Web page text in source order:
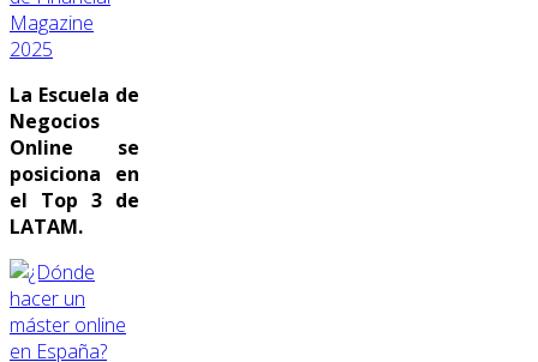
Magazine
2025
La Escuela de
Negocios
Online se
posiciona en
el Top 3 de
LATAM.